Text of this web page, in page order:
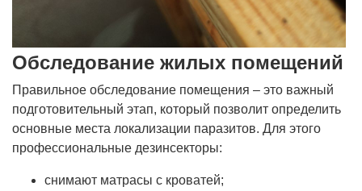
Обследование жилых помещений
Правильное обследование помещения – это важный
подготовительный этап, который позволит определить
основные места локализации паразитов. Для этого
профессиональные дезинсекторы:
снимают матрасы с кроватей;